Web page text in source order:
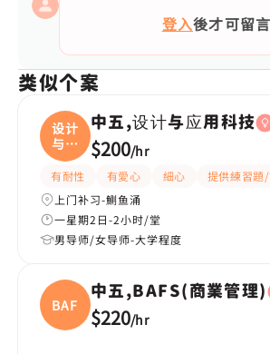
登入後才可留言
类似个案
设计
与应
用
中五,设计与应用科技
$200/hr
有耐性 有愛心 細心 提供練習題
上门补习-鰂鱼涌
一星期2日-2小时/堂
男导师/女导师-大学程度
BAFS(
中五,BAFS(商業管理)
$220/hr